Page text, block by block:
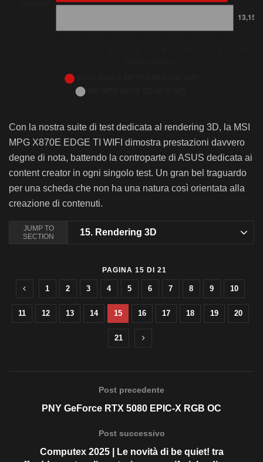
IndigoBench 4.4.15 – MSI MPG X870E
ASUS ProArt X670E CREATOR-WIFI
Bedroom 5,483
Supercar 12,724
Con la nostra suite di test dedicata al rendering 3D, la MSI
MPG X870E EDGE TI WIFI dimostra prestazioni davvero
degne di nota, battendo la controparte di ASUS dedicata ai
content creator in ogni singolo test. Un gran bel traguardo
per una scheda che non ha una natura così orientata alla
creazione di contenuti.
JUMP TO
SECTION
15. Rendering 3D
PAGINA 15 DI 21
1 2 3 4 5 6 7 8 9 10
11 12 13 14 15 16 17 18 19 20
21
Post precedente
PNY GeForce RTX 5080 EPIC-X RGB OC
Post successivo
Computex 2025 | Le novità di be quiet! tra